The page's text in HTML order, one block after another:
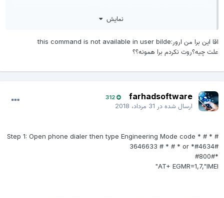
نمایش
اقا این برا من ارور:this command is not available in user bilde
علت چیه؟روت نکردم برا همونه؟؟
farhadsoftware
312
ارسال شده در31 مرداد، 2018
Step 1: Open phone dialer then type Engineering Mode code * # * #
3646633 # * # * or *#4634#
AT+ EGMR=1,7,"IMEI"